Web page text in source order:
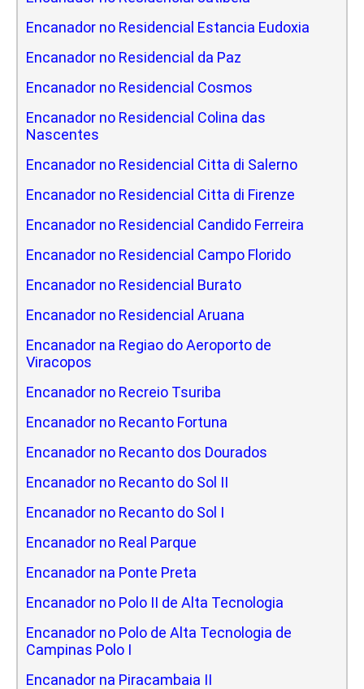
Encanador no Residencial Estancia Eudoxia
Encanador no Residencial da Paz
Encanador no Residencial Cosmos
Encanador no Residencial Colina das
Nascentes
Encanador no Residencial Citta di Salerno
Encanador no Residencial Citta di Firenze
Encanador no Residencial Candido Ferreira
Encanador no Residencial Campo Florido
Encanador no Residencial Burato
Encanador no Residencial Aruana
Encanador na Regiao do Aeroporto de
Viracopos
Encanador no Recreio Tsuriba
Encanador no Recanto Fortuna
Encanador no Recanto dos Dourados
Encanador no Recanto do Sol II
Encanador no Recanto do Sol I
Encanador no Real Parque
Encanador na Ponte Preta
Encanador no Polo II de Alta Tecnologia
Encanador no Polo de Alta Tecnologia de
Campinas Polo I
Encanador na Piracambaia II